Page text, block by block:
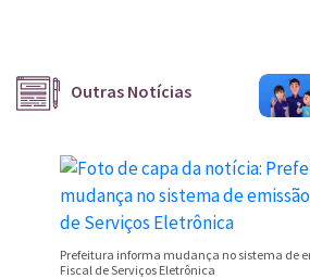
Outras Notícias
Prefeitura informa mudança no sistema de
Fiscal de Serviços Eletrônica